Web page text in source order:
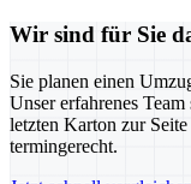
Wir sind für Sie
Sie planen einen
Unser erfahrenes
letzten Karton zur
termingerecht.